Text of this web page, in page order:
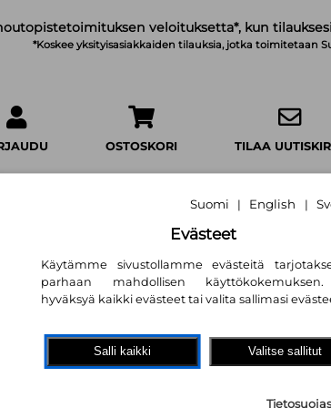
veloituksetta*, kun
*Koskee yksityisasiakkaiden tilauksia, jotka toimitetaan
OSTOSKORI TILAA
Pienten
Lars
15,50 €
Suomi | English |
Evästeet
Käytämme sivustollamme evästeitä
parhaan mahdollisen
hyväksyä kaikki evästeet tai valita sallimasi
Salli kaikki Valitse sallitut